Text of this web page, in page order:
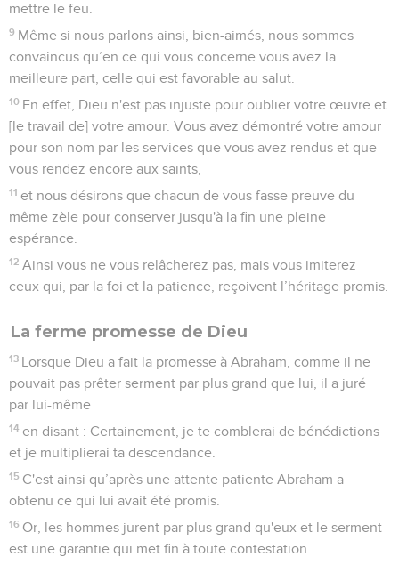
mettre le feu.
9 Même si nous parlons ainsi, bien-aimés, nous sommes
convaincus qu’en ce qui vous concerne vous avez la
meilleure part, celle qui est favorable au salut.
10 En effet, Dieu n'est pas injuste pour oublier votre œuvre et
[le travail de] votre amour. Vous avez démontré votre amour
pour son nom par les services que vous avez rendus et que
vous rendez encore aux saints,
11 et nous désirons que chacun de vous fasse preuve du
même zèle pour conserver jusqu'à la fin une pleine
espérance.
12 Ainsi vous ne vous relâcherez pas, mais vous imiterez
ceux qui, par la foi et la patience, reçoivent l’héritage promis.
La ferme promesse de Dieu
13 Lorsque Dieu a fait la promesse à Abraham, comme il ne
pouvait pas prêter serment par plus grand que lui, il a juré
par lui-même
14 en disant : Certainement, je te comblerai de bénédictions
et je multiplierai ta descendance.
15 C'est ainsi qu’après une attente patiente Abraham a
obtenu ce qui lui avait été promis.
16 Or, les hommes jurent par plus grand qu'eux et le serment
est une garantie qui met fin à toute contestation.